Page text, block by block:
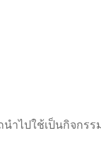
ำไปใช้เป็นกิจก